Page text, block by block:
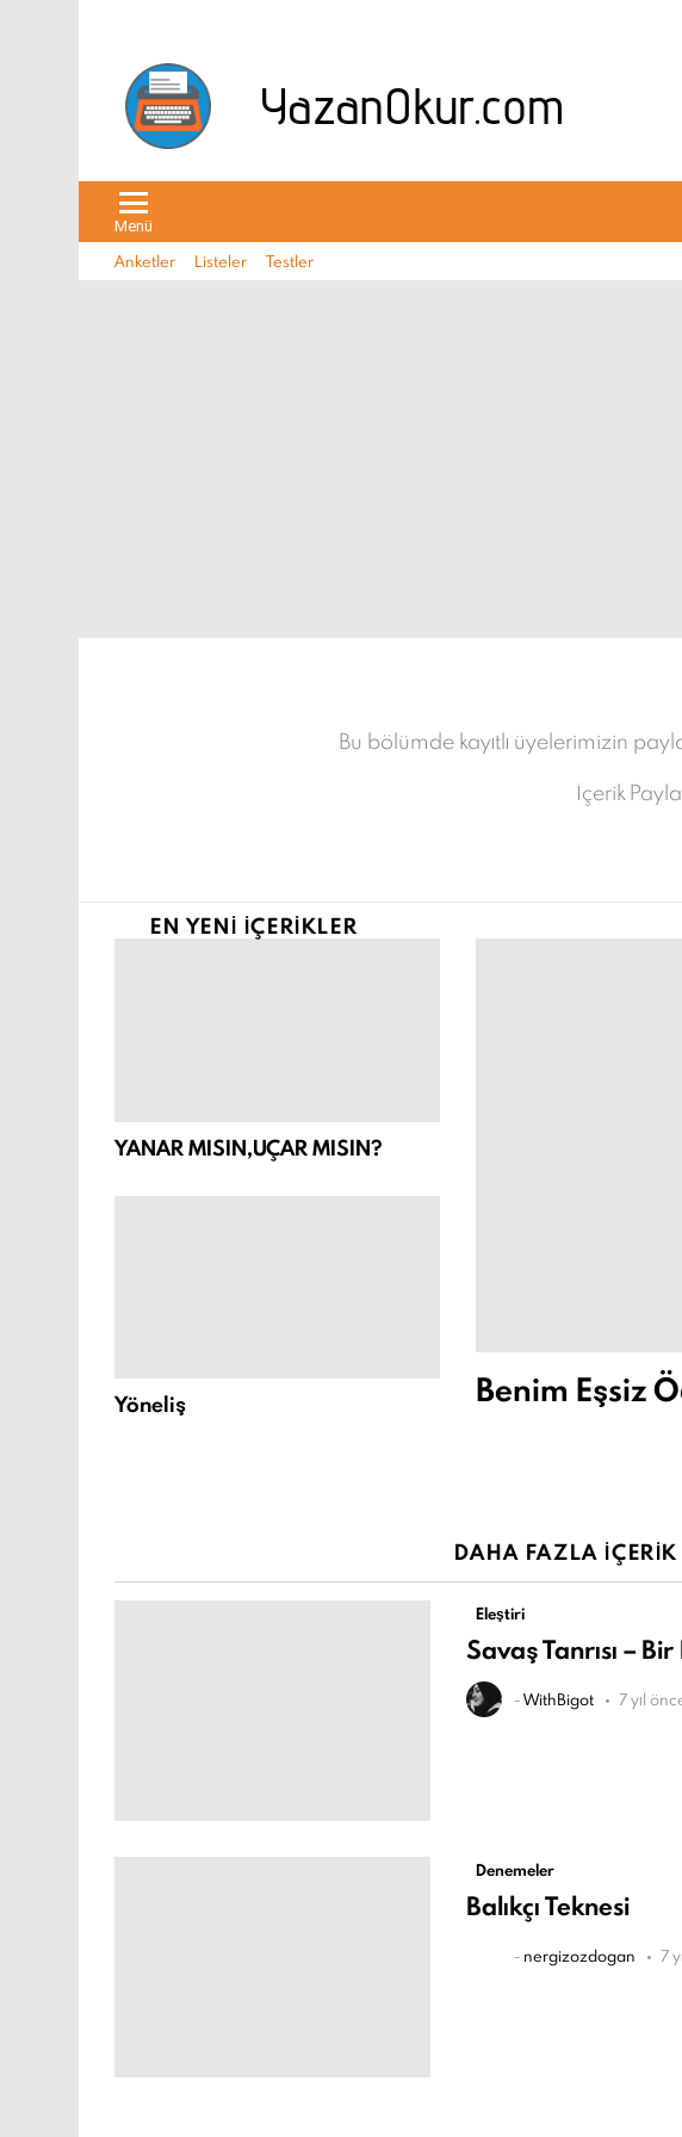
Menü
Anketler Listeler Testler
Bu bölümde kayıtlı üyelerimizin
İçerik
EN YENI İÇERIKLER
Benim Eşsiz
YANAR MISIN,UÇAR MISIN?
Yöneliş
DAHA FAZLA İÇERIK
Eleştiri
Savaş Tanrısı –
-WithBigot 7 yıl
Denemeler
Balıkçı Teknesi
- nergizozdogan 7